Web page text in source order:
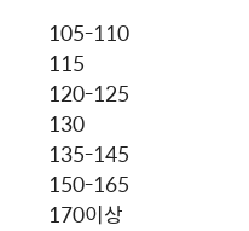
105-110
115
120-125
130
135-145
150-165
170이상